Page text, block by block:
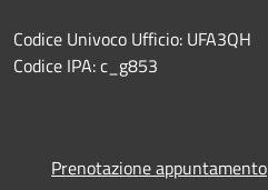
Codice Univoco Ufficio: UFA3QH
Codice IPA: c_g853
Prenotazione appuntamento